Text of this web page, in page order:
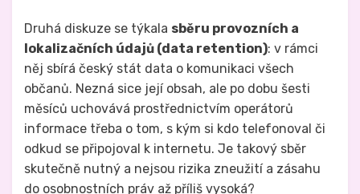
Druhá diskuze se týkala sběru provozních a
lokalizačních údajů (data retention): v rámci
něj sbírá český stát data o komunikaci všech
občanů. Nezná sice její obsah, ale po dobu šesti
měsíců uchovává prostřednictvím operátorů
informace třeba o tom, s kým si kdo telefonoval či
odkud se připojoval k internetu. Je takový sběr
skutečně nutný a nejsou rizika zneužití a zásahu
do osobnostních práv až příliš vysoká?